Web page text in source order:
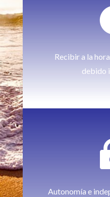
Recibir a la
debido
Autonomía e